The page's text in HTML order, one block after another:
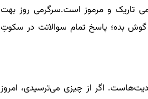
تاریک و مرموز است.سرگرمی روز بهت
بده؛ پاسخ تمام سوالاتت در سکوتِ
اگر از چیزی می‌ترسیدی، امروز